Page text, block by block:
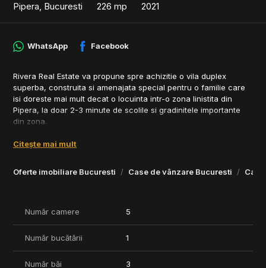
Pipera, Bucuresti
226 mp 2021
Oferte imobiliare Bucuresti Case de vânzare Bucuresti
WhatsApp Facebook
Rivera Real Estate va propune spre achizitie o vila duplex
superba, construita si amenajata special pentru o familie care
isi doreste mai mult decat o locuinta intr-o zona linistita din
Pipera, la doar 2-3 minute de scolile si gradinitele importante
din zona.
Proprietatea impresioneaza prin designul luminos, functional si
familie care apreciaza calitatea si sanatatea mediului interior.
- Regim de inaltime: P+1E+M
- Doua locuri de parcare incluse
- Strada cu trafic redus si statie de autobuz vis-a-vis, ideala
pentru bone/menajere
Citește mai mult
Număr camere 5
Număr bucătării 1
Număr băi 3